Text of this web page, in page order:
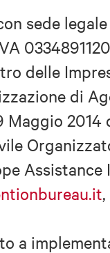
sede
delle
di
Maggio 2014
Assistance
a